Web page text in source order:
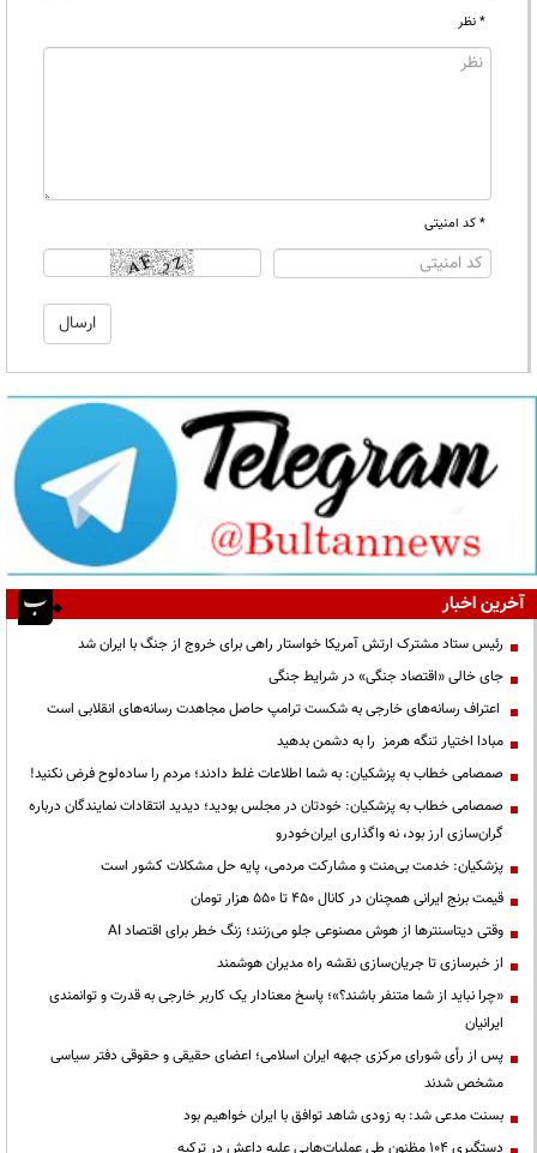
* نظر
* کد امنیتی
آخرین اخبار
رئیس ستاد مشترک ارتش آمریکا خواستار راهی برای خروج از جنگ با ایران شد
جای خالی «اقتصاد جنگی» در شرایط جنگی
اعتراف رسانه‌های خارجی به شکست ترامپ حاصل مجاهدت رسانه‌های انقلابی است
مبادا اختیار تنگه هرمز را به دشمن بدهید
صمصامی خطاب به پزشکیان: به شما اطلاعات غلط دادند؛ مردم را ساده‌لوح فرض نکنید!
صمصامی خطاب به پزشکیان: خودتان در مجلس بودید؛ دیدید انتقادات نمایندگان درباره
گران‌سازی ارز بود، نه واگذاری ایران‌خودرو
پزشکیان: خدمت بی‌منت و مشارکت مردمی، پایه حل مشکلات کشور است
قیمت‌ برنج ایرانی همچنان در کانال ۴۵۰ تا ۵۵۰ هزار تومان
وقتی دیتاسنترها از هوش مصنوعی جلو می‌زنند؛ زنگ خطر برای اقتصاد AI
از خبرسازی تا جریان‌سازی نقشه راه مدیران هوشمند
«چرا نباید از شما متنفر باشند؟»؛ پاسخ معنادار یک کاربر خارجی به قدرت و توانمندی
ایرانیان
پس از رأی شورای مرکزی جبهه ایران اسلامی؛ اعضای حقیقی و حقوقی دفتر سیاسی
مشخص شدند
بسنت مدعی شد: به زودی شاهد توافق با ایران خواهیم بود
دستگیری ۱۰۴ مظنون طی عملیات‌هایی علیه داعش در ترکیه